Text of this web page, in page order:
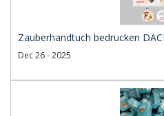
Zauberhandtuch bedrucken
Dec 26 - 2025